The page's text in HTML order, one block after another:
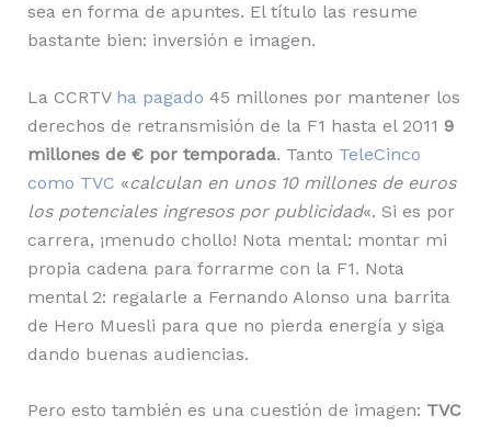
sea en forma de apuntes. El título las resume
bastante bien: inversión e imagen.
La CCRTV ha pagado 45 millones por mantener los
derechos de retransmisión de la F1 hasta el 2011 9
millones de € por temporada. Tanto TeleCinco
como TVC «calculan en unos 10 millones de euros
los potenciales ingresos por publicidad«. Si es por
carrera, ¡menudo chollo! Nota mental: montar mi
propia cadena para forrarme con la F1. Nota
mental 2: regalarle a Fernando Alonso una barrita
de Hero Muesli para que no pierda energía y siga
dando buenas audiencias.
Pero esto también es una cuestión de imagen: TVC